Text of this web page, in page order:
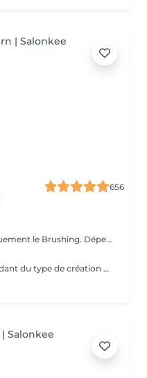
656
Le Forfait Brushing contient uniquement le Brushing. Dépendant de la longueur des cheveux, le prix peut varier. En cas de questions veuillez appeler au +352 26 35 02 89.
Prix peut varier à la hausse dépendant du type de création finalement réalisée.